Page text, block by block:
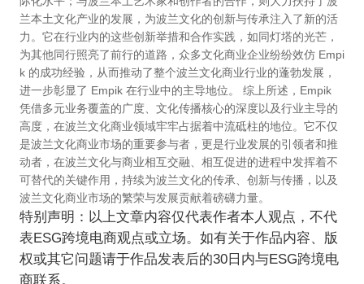
兰本土文化产业的发展，为波兰文化的创新与传承注入了新的活
力。它在行业内的这些创新举措和合作实践，如同灯塔的光芒，
为其他同行照亮了前行的道路，众多文化商业企业纷纷效仿 Empi
k 的成功经验，从而推动了整个波兰文化商业行业的蓬勃发展，
进一步彰显了 Empik 在行业中的主导地位。 综上所述，Empik
凭借多元业务覆盖的广度、文化传播核心的深度以及行业主导的
高度，在波兰文化商业领域牢牢占据着中流砥柱的地位。它不仅
是波兰文化商业市场的重要参与者，更是行业发展的引领者和推
动者，在波兰文化与商业相互交融、相互促进的进程中发挥着不
可替代的关键作用，持续为波兰文化的传承、创新与传播，以及
波兰文化商业市场的繁荣与发展贡献着磅礴力量。
特别声明：以上文章内容仅代表作者本人观点，不代
表ESG跨境电商观点或立场。如有关于作品内容、版
权或其它问题请于作品发表后的30日内与ESG跨境电
商联系。